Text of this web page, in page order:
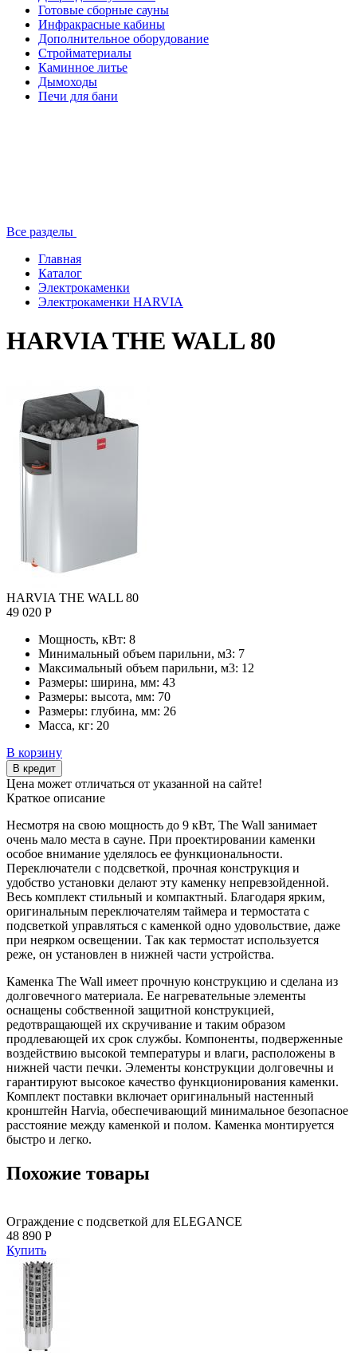
Готовые сборные сауны
Инфракрасные кабины
Дополнительное оборудование
Стройматериалы
Каминное литье
Дымоходы
Печи для бани
Все разделы
Главная
Каталог
Электрокаменки
Электрокаменки HARVIA
HARVIA THE WALL 80
HARVIA THE WALL 80
49 020 Р
Мощность, кВт: 8
Минимальный объем парильни, м3: 7
Максимальный объем парильни, м3: 12
Размеры: ширина, мм: 43
Размеры: высота, мм: 70
Размеры: глубина, мм: 26
Масса, кг: 20
В корзину
В кредит
Цена может отличаться от указанной на сайте!
Краткое описание
Несмотря на свою мощность до 9 кВт, The Wall занимает
очень мало места в сауне. При проектировании каменки
особое внимание уделялось ее функциональности.
Переключатели с подсветкой, прочная конструкция и
удобство установки делают эту каменку непревзойденной.
Весь комплект стильный и компактный. Благодаря ярким,
оригинальным переключателям таймера и термостата с
подсветкой управляться с каменкой одно удовольствие, даже
при неярком освещении. Так как термостат используется
реже, он установлен в нижней части устройства.
Каменка The Wall имеет прочную конструкцию и сделана из
долговечного материала. Ее нагревательные элементы
оснащены собственной защитной конструкцией,
редотвращающей их скручивание и таким образом
продлевающей их срок службы. Компоненты, подверженные
воздействию высокой температуры и влаги, расположены в
нижней части печки. Элементы конструкции долговечны и
гарантируют высокое качество функционирования каменки.
Комплект поставки включает оригинальный настенный
кронштейн Harvia, обеспечивающий минимальное безопасное
расстояние между каменкой и полом. Каменка монтируется
быстро и легко.
Похожие товары
Ограждение с подсветкой для ELEGANCE
48 890 Р
Купить